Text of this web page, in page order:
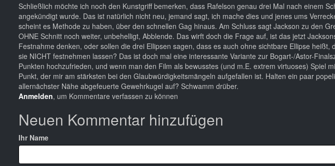
Schließlich möchte ich noch den Kunstgriff bemerken, dass Rafelson genau drei Mal nach einem
angekündigt wurde. Das ist natürlich nicht neu, jemand sagt, ich mache dies und jenes ums
scheint es Methode zu haben, über den schnellen Gag hinaus. Am Schluss sagt Jackson zu den
OHNE Schnitt noch weiter, unbehelligt, Abblende. Das wirft doch die Frage auf, ist das jetzt
Festnahme denken, oder sollen die drei Ellipsen sagen, dass es auch ohne sichtbare Ellipse
sie NICHT festnehmen lassen? Das ist doch mal eine interessante Variante zur Bogart-/Astor-
Punkten hochzufrieden, und wenn man den Film als bewusstes (und m.E. extrem virtuoses) Spiel
Punkt, der mir am stärksten bei den Glaubwürdigkeitsmängeln aufgefallen ist. Halten ein paar
allernächster Nähe abgefeuerte Gewehrkugel auf? Schwamm drüber.
Anmelden, um Kommentare verfassen zu können
Neuen Kommentar hinzufügen
Ihr Name